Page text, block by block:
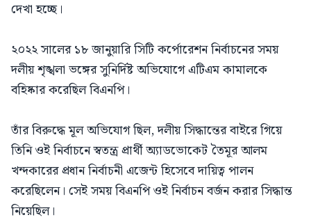
দেখা হচ্ছে।
২০২২ সালের ১৮ জানুয়ারি সিটি কর্পোরেশন নির্বাচনের সময়
দলীয় শৃঙ্খলা ভঙ্গের সুনির্দিষ্ট অভিযোগে এটিএম কামালকে
বহিষ্কার করেছিল বিএনপি।
তাঁর বিরুদ্ধে মূল অভিযোগ ছিল, দলীয় সিদ্ধান্তের বাইরে গিয়ে
তিনি ওই নির্বাচনে স্বতন্ত্র প্রার্থী অ্যাডভোকেট তৈমূর আলম
খন্দকারের প্রধান নির্বাচনী এজেন্ট হিসেবে দায়িত্ব পালন
করেছিলেন। সেই সময় বিএনপি ওই নির্বাচন বর্জন করার সিদ্ধান্ত
নিয়েছিল।